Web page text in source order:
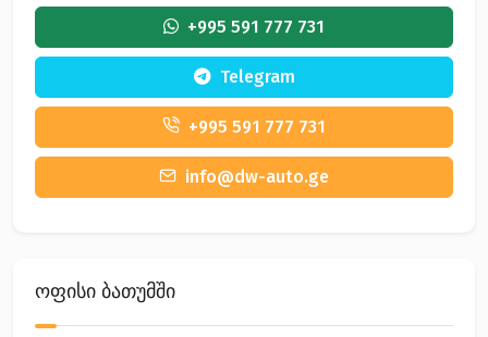
+995 591 777 731
Telegram
+995 591 777 731
info@dw-auto.ge
ოფისი ბათუმში